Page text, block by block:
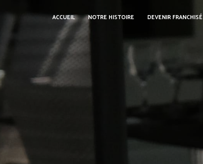
ACCUEIL NOTRE HISTOIRE DEVENIR FRANCHISÉ